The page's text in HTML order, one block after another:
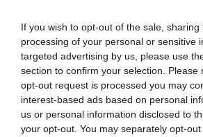
If you wish to opt-out of the sale,
processing of your personal or sensitive
targeted advertising by us, please use
section to confirm your selection. Please
opt-out request is processed you may
interest-based ads based on personal
us or personal information disclosed to
your opt-out. You may separately opt-
CSÍKSZÉK,HÍRLISTA
Több mint tíz
emelkednek a helyi
Csíkszeredában